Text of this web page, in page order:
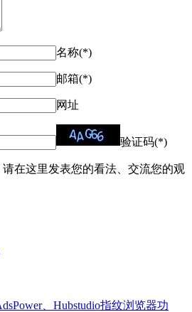
名称(*)
邮箱(*)
网址
验证码(*)
在这里发表您的看法、交流您的观
、Hubstudio指纹浏览器功